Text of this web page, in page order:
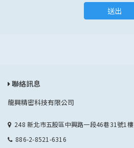
送出
聯絡訊息
龍興精密科技有限公司
248 新北市五股區中興路一段46巷31號1樓
886-2-8521-6316